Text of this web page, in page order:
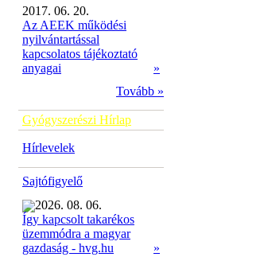
2017. 06. 20.
Az AEEK működési
nyilvántartással
kapcsolatos tájékoztató
anyagai
»
Tovább »
Gyógyszerészi Hírlap
Hírlevelek
Sajtófigyelő
2026. 08. 06.
Így kapcsolt takarékos
üzemmódra a magyar
gazdaság - hvg.hu
»